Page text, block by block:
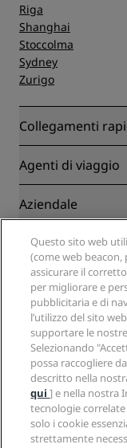
Riga
Shanghai
Stoccolma
Sydney
Zurigo
Collegamenti
Radisson Rewards
Blog
Destinazioni
APP Radisson Hotels
Hotel Approvati per
Hotel per famiglie
Salute e sicurezza
Agenti di viaggio
Partner
Agenti di viaggio
Aziendale
Radisson Hotel
Media
Opportunità di
Opportunità di
Opportunità di
The Club by RHG
Opportunità di
Responsible
Note legali
Centro sulla privacy
Note legali
Termini e
Termini e
Accessibilità
Dichiarazione
Aiuto
Avvisi per i
Contatti
Domande frequenti
Mappa del sito
Social media
Marchi Radisson
Questo sito web
(come web beacon,
assicurare il
per migliorare e
pubblicitaria e di
l’utilizzo del sito
supportare le
Selezionando
possa raccogliere
descritto nella
qui] e nella nostra
tecnologie
solo i cookie
strettamente